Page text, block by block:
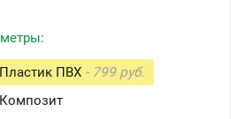
Пластик ПВХ - 799 руб.
Композит